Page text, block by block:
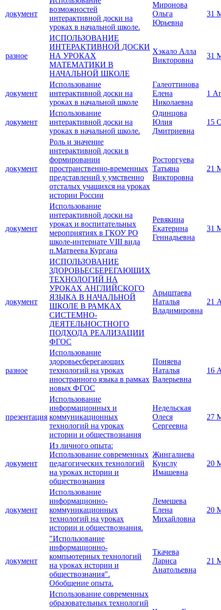
документ
возможностей
интерактивной доски на
уроках в начальной школе.
Миронова
Ольга
Юрьевна
31
разное
ИСПОЛЬЗОВАНИЕ
ИНТЕРАКТИВНОЙ ДОСКИ
НА УРОКАХ
МАТЕМАТИКИ В
НАЧАЛЬНОЙ ШКОЛЕ
Хэкало Алла
Викторовна
31
документ
Использование
интерактивной доски на
уроках в начальной школе
Галеоттинова
Елена
Николаевна
1
документ
Использование
интерактивной доски на
уроках в начальной школе.
Одинцова
Юлия
Дмитриевна
15
документ
Роль и значение
интерактивной доски в
формировании
пространственно-временных
представлений у умственно
отсталых учащихся на уроках
истории России
Росторгуева
Татьяна
Викторовна
21
документ
Использование
интерактивной доски на
уроках и воспитательных
мероприятиях в ГКОУ РО
школе-интернате VIII вида
п.Матвеева Кургана
Ревякина
Екатерина
Геннадьевна
31
документ
ИСПОЛЬЗОВАНИЕ
ЗДОРОВЬЕСБЕРЕГАЮЩИХ
ТЕХНОЛОГИЙ НА
УРОКАХ АНГЛИЙСКОГО
ЯЗЫКА В НАЧАЛЬНОЙ
ШКОЛЕ В РАМКАХ
СИСТЕМНО-
ДЕЯТЕЛЬНОСТНОГО
ПОДХОДА РЕАЛИЗАЦИИ
ФГОС
Арыштаева
Наталья
Владимировна
21
разное
Использование
здоровьесберегающих
технологий на уроках
иностранного языка в рамках
новых ФГОС
Поняева
Наталья
Валерьевна
16
презентация
Использование
информационных и
коммуникационных
технологий на уроках
истории и обществознания
Недельская
Олеся
Сергеевна
27
документ
Из личного опыта:
Использование современных
педагогических технологий
на уроках истории и
обществознания
Жингалиева
Кунслу
Имашевна
20
документ
Использование
информационно-
коммуникационных
технологий на уроках
истории и обществознания.
Лемешева
Елена
Михайловна
20
документ
"Использование
информационно-
компьютерных технологий
на уроках истории и
обществознания".
Обобщение опыта.
Ткачева
Лариса
Анатольевна
21
Использование современных
образовательных технологий